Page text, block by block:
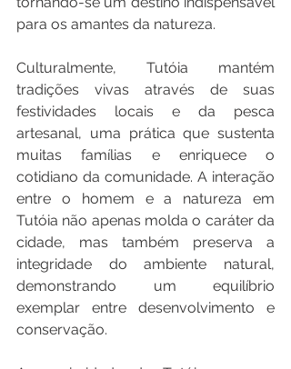
para os amantes da natureza.
Culturalmente, Tutóia mantém
tradições vivas através de suas
festividades locais e da pesca
artesanal, uma prática que sustenta
muitas famílias e enriquece o
cotidiano da comunidade. A interação
entre o homem e a natureza em
Tutóia não apenas molda o caráter da
cidade, mas também preserva a
integridade do ambiente natural,
demonstrando um equilíbrio
exemplar entre desenvolvimento e
conservação.